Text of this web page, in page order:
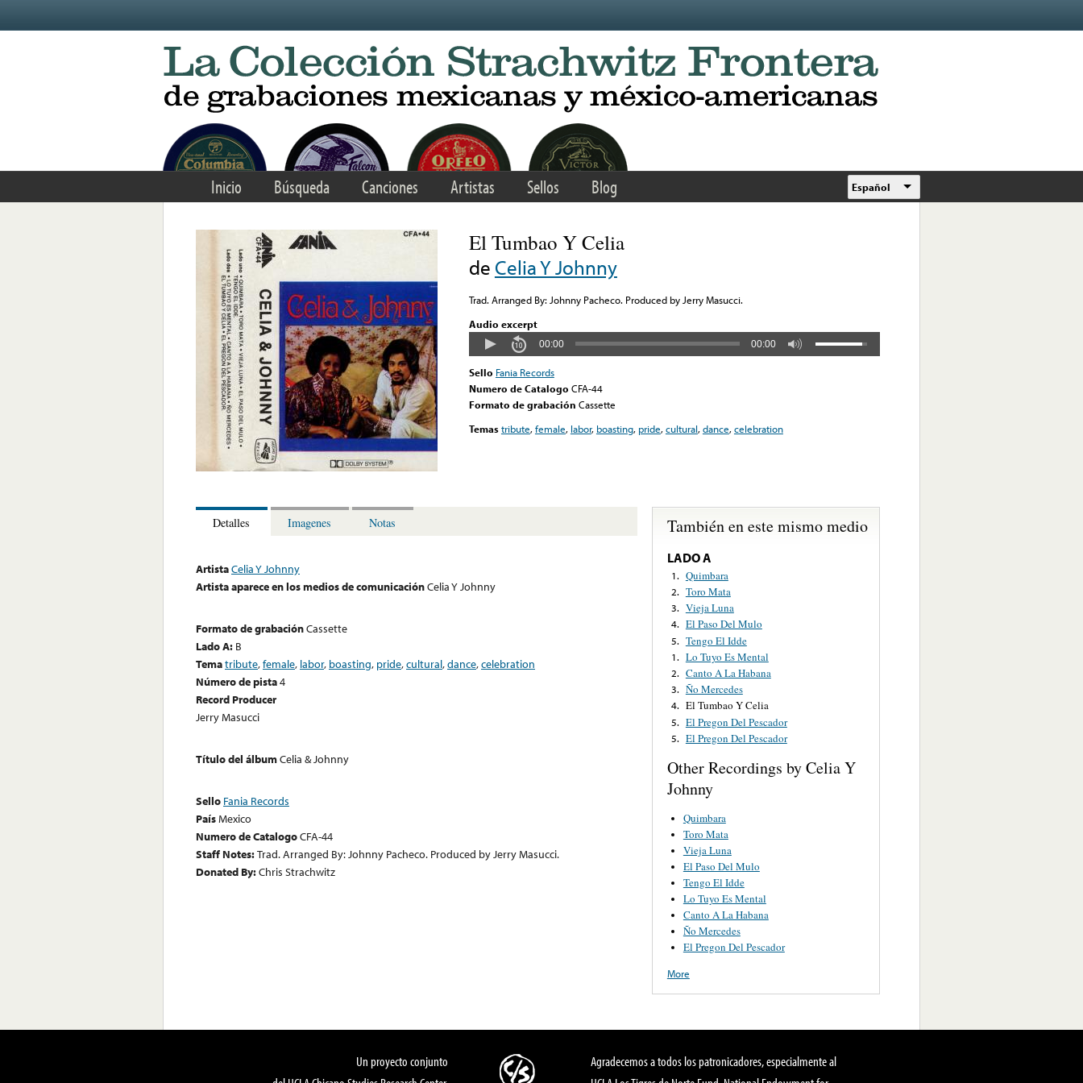
Inicio Búsqueda Canciones Artistas Sellos Blog Español
El Tumbao Y Celia
de Celia Y Johnny
Trad. Arranged By: Johnny Pacheco. Produced by Jerry Masucci.
Audio excerpt
00:00 00:00
Sello Fania Records
Numero de Catalogo CFA-44
Formato de grabación Cassette
Temastribute,female, labor, boasting, pride,cultural,dance,celebration
Detalles Imagenes Notas
ArtistaCelia Y Johnny
Artista aparece en los medios de comunicaciónCelia Y Johnny
Formato de grabaciónCassette
Lado A: B
Tematribute,female, labor, boasting, pride,cultural,dance,celebration
Número de pista4
Record Producer
Jerry Masucci
Título del álbumCelia & Johnny
Sello Fania Records
PaísMexico
Numero de CatalogoCFA-44
Staff Notes:Trad. Arranged By: Johnny Pacheco. Produced by Jerry Masucci.
Donated By:Chris Strachwitz
También en este mismo medio
LADO A
1. Quimbara
2. Toro Mata
3. Vieja Luna
4. El Paso Del Mulo
5. Tengo El Idde
1. Lo Tuyo Es Mental
2. Canto A La Habana
3. Ño Mercedes
4. El Tumbao Y Celia
5. El Pregon Del Pescador
5. El Pregon Del Pescador
Other Recordings by Celia Y
Johnny
Quimbara
Toro Mata
Vieja Luna
El Paso Del Mulo
Tengo El Idde
Lo Tuyo Es Mental
Canto A La Habana
Ño Mercedes
El Pregon Del Pescador
More
Un proyecto conjunto
Agradecemos a todos los patronicadores, especialmente al